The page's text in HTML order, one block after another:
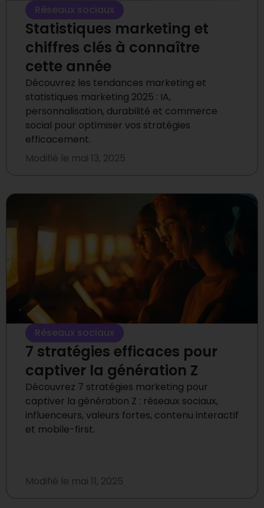
Réseaux sociaux
Statistiques marketing et
chiffres clés à connaître
cette année
Découvrez les tendances marketing et
statistiques marketing 2025 : IA,
personnalisation, durabilité et commerce
social pour optimiser vos stratégies
efficacement.
Modifié le mai 13, 2025
Réseaux sociaux
7 stratégies efficaces pour
captiver la génération Z
Découvrez 7 stratégies marketing pour
captiver la génération Z : réseaux sociaux,
influenceurs, valeurs fortes, contenu interactif
et mobile-first.
Modifié le mai 11, 2025